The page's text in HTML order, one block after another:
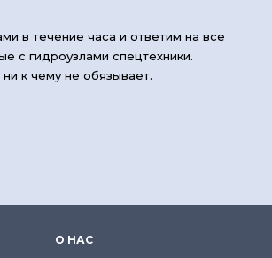
в течение часа и ответим на все
с гидроузлами спецтехники.
к чему не обязывает.
О НАС